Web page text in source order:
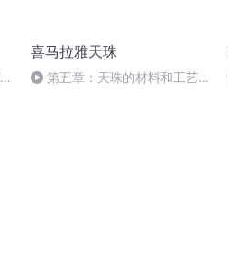
喜马拉雅天珠
第五章：天珠的材料和工艺：